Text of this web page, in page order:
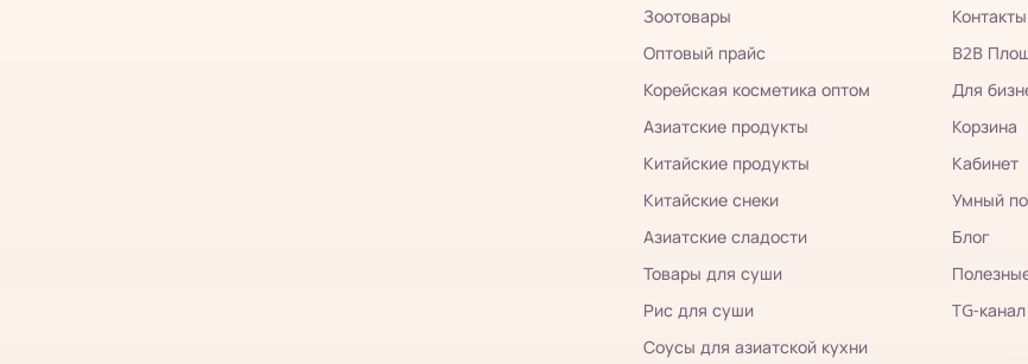
Зоотовары
Оптовый прайс
Корейская косметика оптом
Азиатские продукты
Китайские продукты
Китайские снеки
Азиатские сладости
Товары для суши
Рис для суши
Соусы для азиатской кухни
Контакты
B2B
Для
Корзина
Кабинет
Умный
Блог
TG-